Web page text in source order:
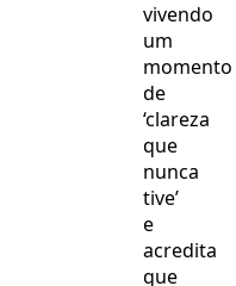
vivendo
um
momento
de
‘clareza
que
nunca
tive’
e
acredita
que